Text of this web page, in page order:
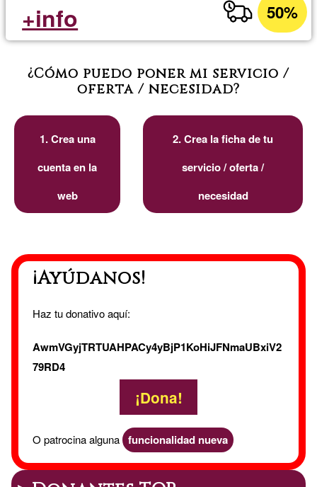
50%
+info
¿Cómo puedo poner mi servicio /
oferta / necesidad?
1. Crea una
cuenta en la
web
2. Crea la ficha de tu
servicio / oferta /
necesidad
¡Ayúdanos!
Haz tu donativo aquí:
AwmVGyjTRTUAHPACy4yBjP1KoHiJFNmaUBxiV2
79RD4
¡Dona!
O patrocina alguna funcionalidad nueva